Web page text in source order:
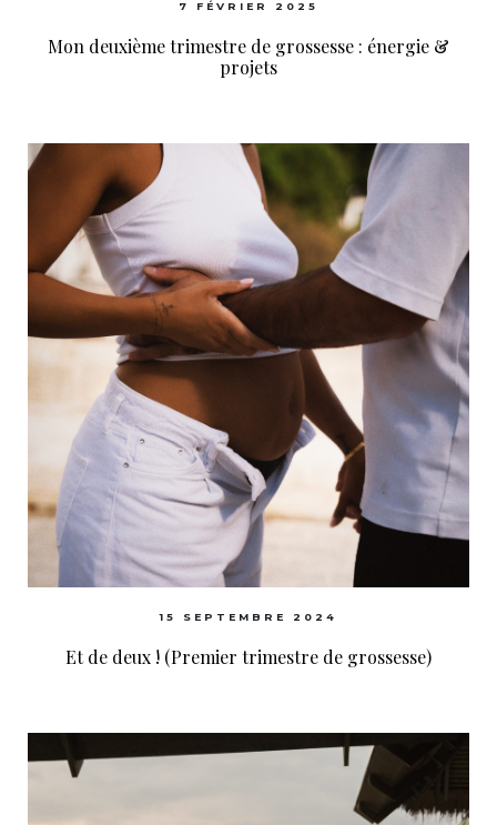
7 FÉVRIER 2025
Mon deuxième trimestre de grossesse : énergie &
projets
15 SEPTEMBRE 2024
Et de deux ! (Premier trimestre de grossesse)